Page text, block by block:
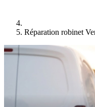
Réparation robinet